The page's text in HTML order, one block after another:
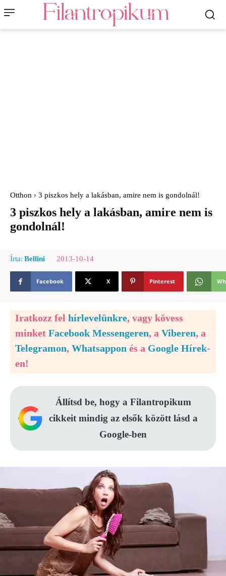
Otthon 3 piszkos hely a lakásban, amire nem is gondolnál!
3 piszkos hely a lakásban, amire nem is
gondolnál!
Írta: Bellini 2013-10-14
Facebook X Pinterest
Iratkozz fel hírlevelünkre, vagy kövess
minket Facebook Messengeren, a Viberen, a
Telegramon, Whatsappon és a Google Hírek-
en!
Állítsd be, hogy a Filantropikum
cikkeit mindig az elsők között lásd a
Google-ben